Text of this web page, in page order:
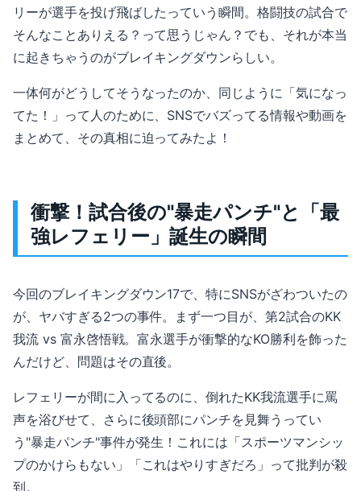
リーが選手を投げ飛ばしたっていう瞬間。格闘技の試合で
そんなことありえる？って思うじゃん？でも、それが本当
に起きちゃうのがブレイキングダウンらしい。
一体何がどうしてそうなったのか、同じように「気になっ
てた！」って人のために、SNSでバズってる情報や動画を
まとめて、その真相に迫ってみたよ！
衝撃！試合後の"暴走パンチ"と「最
強レフェリー」誕生の瞬間
今回のブレイキングダウン17で、特にSNSがざわついたの
が、ヤバすぎる2つの事件。まず一つ目が、第2試合のKK
我流 vs 富永啓悟戦。富永選手が衝撃的なKO勝利を飾った
んだけど、問題はその直後。
レフェリーが間に入ってるのに、倒れたKK我流選手に罵
声を浴びせて、さらに後頭部にパンチを見舞うってい
う"暴走パンチ"事件が発生！これには「スポーツマンシッ
プのかけらもない」「これはやりすぎだろ」って批判が殺
到。